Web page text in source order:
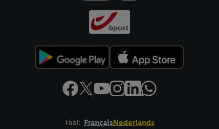
Taal: FrançaisNederlands